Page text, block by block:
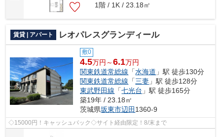
1階 / 1K / 23.18㎡
賃貸 | アパート レオパレスグランディール
敷0
4.5万円～6.1万円
関東鉄道常総線 「水海道 」駅 徒歩130分
関東鉄道常総線 「三妻 」駅 徒歩128分
東武野田線 「七光台 」駅 徒歩165分
築19年 / 23.18㎡
茨城県坂東市辺田 1360-9
◇15000円！キャッシュバック◇サイト経由限定！8/末まで